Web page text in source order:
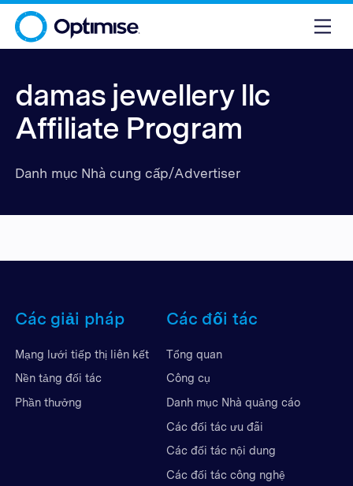
damas jewellery llc
Affiliate Program
Danh mục Nhà cung cấp/Advertiser
Các giải pháp
Mạng lưới tiếp thị liên kết
Nền tảng đối tác
Phần thưởng
Các đối tác
Tổng quan
Công cụ
Danh mục Nhà quảng cáo
Các đối tác ưu đãi
Các đối tác nội dung
Các đối tác công nghệ